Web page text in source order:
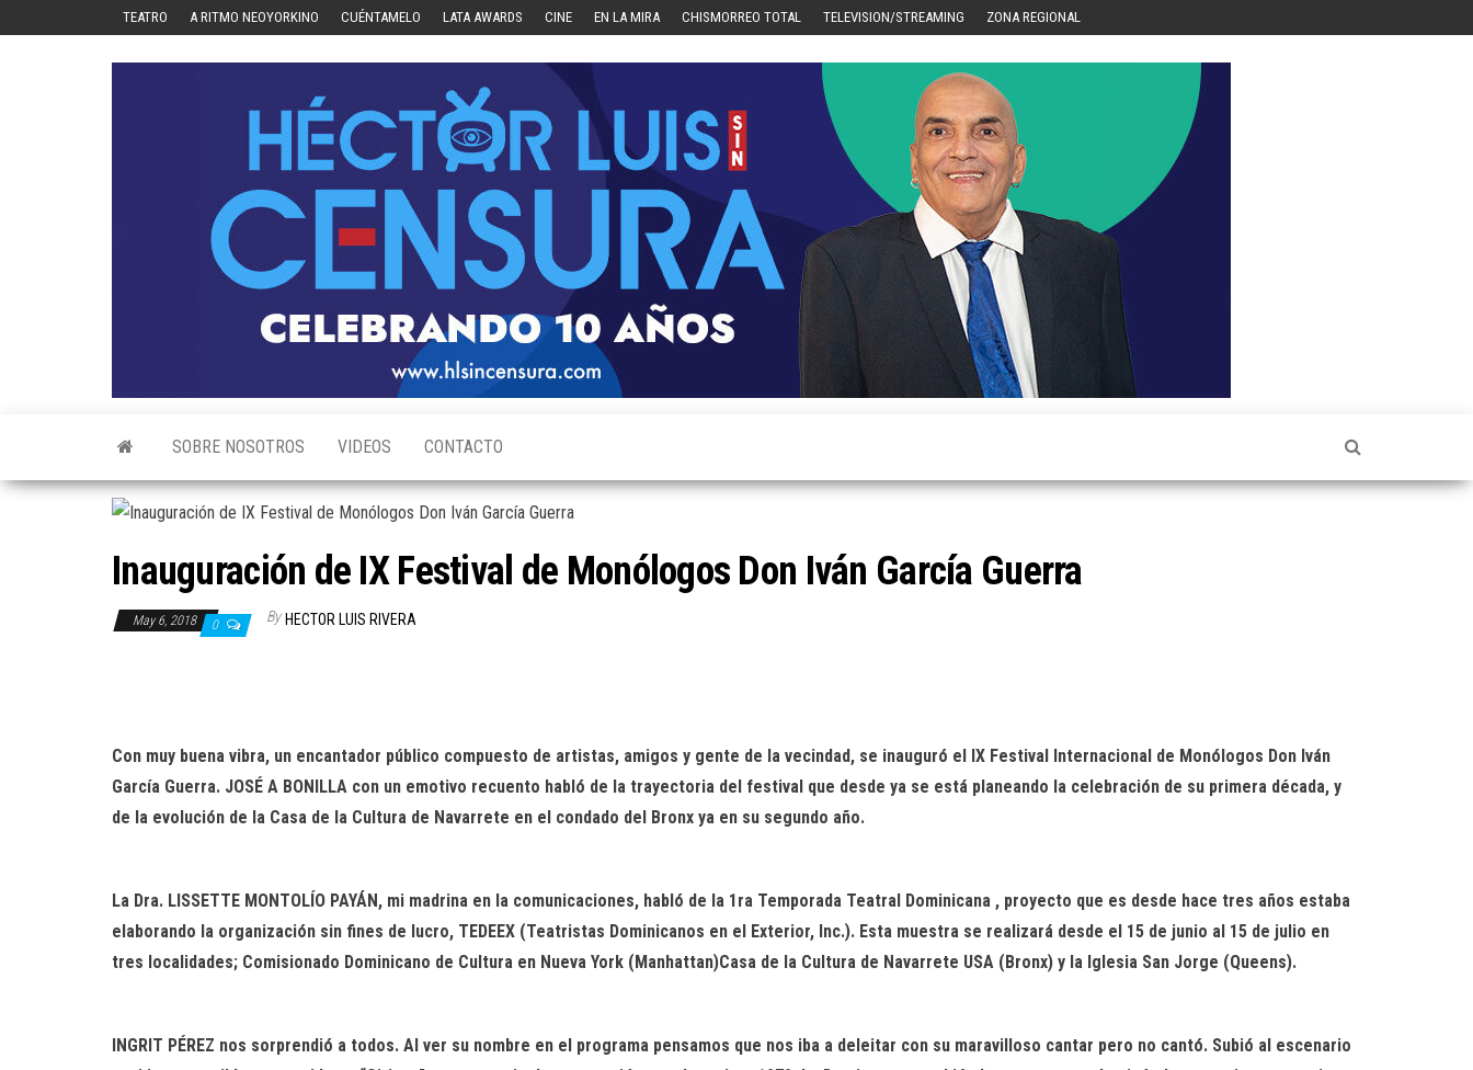
TEATRO A RITMO NEOYORKINO CUÉNTAMELO LATA AWARDS CINE EN LA MIRA CHISMORREO TOTAL TELEVISION/STREAMING ZONA REGIONAL
SOBRE NOSOTROS VIDEOS CONTACTO
Inauguración de IX Festival de Monólogos Don Iván García Guerra
May 6, 2018 0 By HECTOR LUIS RIVERA
Con muy buena vibra, un encantador público compuesto de artistas, amigos y gente de la vecindad, se inauguró el IX Festival Internacional de Monólogos Don Iván
García Guerra. JOSÉ A BONILLA con un emotivo recuento habló de la trayectoria del festival que desde ya se está planeando la celebración de su primera década, y
de la evolución de la Casa de la Cultura de Navarrete en el condado del Bronx ya en su segundo año.
La Dra. LISSETTE MONTOLÍO PAYÁN, mi madrina en la comunicaciones, habló de la 1ra Temporada Teatral Dominicana , proyecto que es desde hace tres años estaba
elaborando la organización sin fines de lucro, TEDEEX (Teatristas Dominicanos en el Exterior, Inc.). Esta muestra se realizará desde el 15 de junio al 15 de julio en
tres localidades; Comisionado Dominicano de Cultura en Nueva York (Manhattan)Casa de la Cultura de Navarrete USA (Bronx) y la Iglesia San Jorge (Queens).
INGRIT PÉREZ nos sorprendió a todos. Al ver su nombre en el programa pensamos que nos iba a deleitar con su maravilloso cantar pero no cantó. Subió al escenario